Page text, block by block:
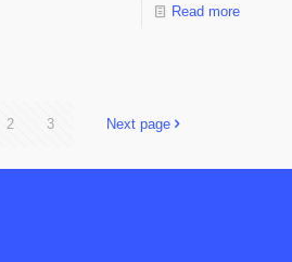
Read more
2 3 Next page